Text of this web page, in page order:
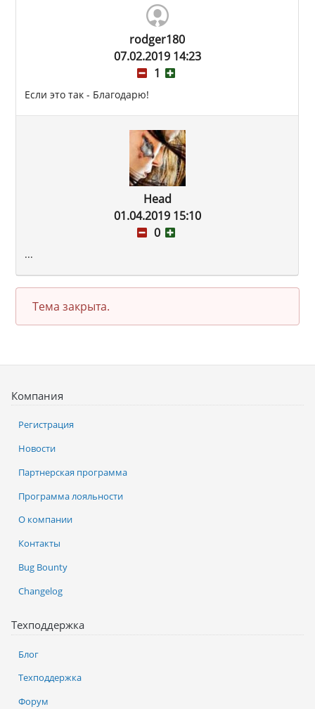
rodger180
07.02.2019 14:23
1
Если это так - Благодарю!
Head
01.04.2019 15:10
0
...
Тема закрыта.
Компания
Регистрация
Новости
Партнерская программа
Программа лояльности
О компании
Контакты
Bug Bounty
Changelog
Техподдержка
Блог
Техподдержка
Форум